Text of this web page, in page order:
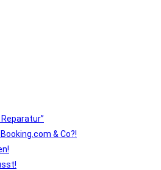
& Co?!